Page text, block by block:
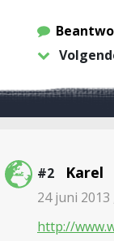
#2 Karel
24 juni 2013
http://